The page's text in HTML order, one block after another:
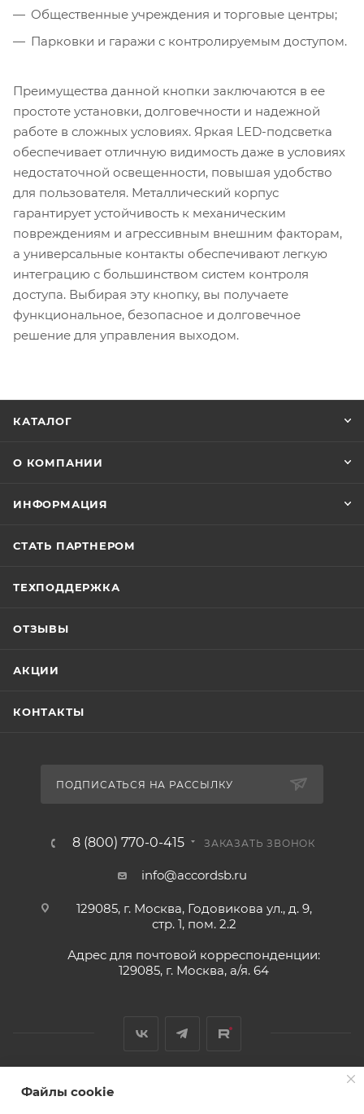
Общественные учреждения и торговые центры;
Парковки и гаражи с контролируемым доступом.
Преимущества данной кнопки заключаются в ее
простоте установки, долговечности и надежной
работе в сложных условиях. Яркая LED-подсветка
обеспечивает отличную видимость даже в условиях
недостаточной освещенности, повышая удобство
для пользователя. Металлический корпус
гарантирует устойчивость к механическим
повреждениям и агрессивным внешним факторам,
а универсальные контакты обеспечивают легкую
интеграцию с большинством систем контроля
доступа. Выбирая эту кнопку, вы получаете
функциональное, безопасное и долговечное
решение для управления выходом.
КАТАЛОГ
О КОМПАНИИ
ИНФОРМАЦИЯ
СТАТЬ ПАРТНЕРОМ
ТЕХПОДДЕРЖКА
ОТЗЫВЫ
АКЦИИ
КОНТАКТЫ
ПОДПИСАТЬСЯ НА РАССЫЛКУ
8 (800) 770-0-415 ЗАКАЗАТЬ ЗВОНОК
info@accordsb.ru
129085, г. Москва, Годовикова ул., д. 9,
стр. 1, пом. 2.2
Адрес для почтовой корреспонденции:
129085, г. Москва, а/я. 64
2026 © Обращаем Ваше внимание на то, что вся
Файлы cookie